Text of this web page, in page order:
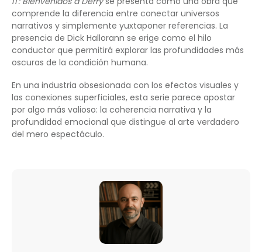
comprende la diferencia entre conectar universos
narrativos y simplemente yuxtaponer referencias. La
presencia de Dick Hallorann se erige como el hilo
conductor que permitirá explorar las profundidades más
oscuras de la condición humana.
En una industria obsesionada con los efectos visuales y
las conexiones superficiales, esta serie parece apostar
por algo más valioso: la coherencia narrativa y la
profundidad emocional que distingue al arte verdadero
del mero espectáculo.